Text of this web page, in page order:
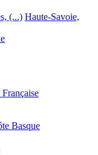
(...) Haute-Savoie,
Basque